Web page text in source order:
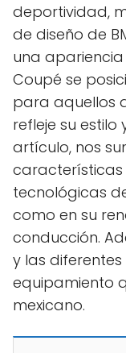
deportividad,
de diseño de
una apariencia
Coupé se
para aquellos
refleje su estilo
artículo, nos
características
tecnológicas
como en su
conducción.
y las
equipamiento
mexicano.